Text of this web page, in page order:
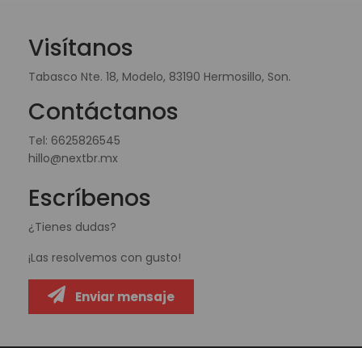
Visítanos
Tabasco Nte. 18, Modelo, 83190 Hermosillo, Son.
Contáctanos
Tel: 6625826545
hillo@nextbr.mx
Escríbenos
¿Tienes dudas?
¡Las resolvemos con gusto!
Enviar mensaje